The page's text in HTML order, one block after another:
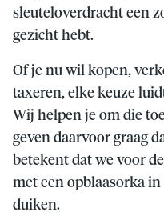
sleuteloverdracht een
gezicht hebt.
Of je nu wil kopen,
taxeren, elke keuze
Wij helpen je om die
geven daarvoor graag
betekent dat we voor
met een opblaasorka
duiken.